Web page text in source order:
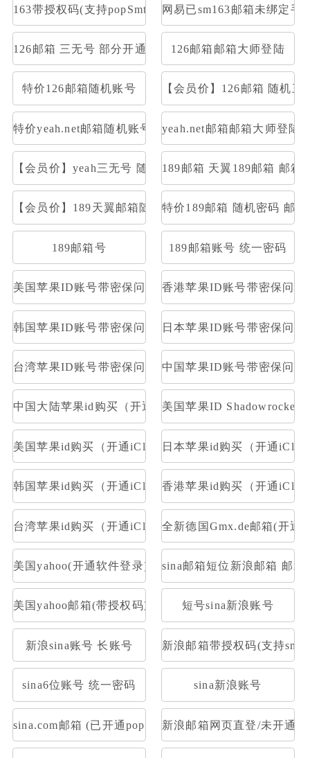
163带授权码(支持popSmtp) 网易已sm163邮箱未绑定手
126邮箱 三无号 部分开通stmp和pop126邮箱邮箱大师登陆
特价126邮箱随机账号 【会员价】126邮箱 随机
特价yeah.net邮箱随机账号 yeah.net邮箱邮箱大师登陆
【会员价】yeah三无号 随机密码部分开通stmp和pop
189邮箱 天翼189邮箱 邮箱
【会员价】189天翼邮箱随机号特价189邮箱 随机密码 邮
189邮箱号 189邮箱账号 统一密码
美国苹果ID账号带密保问题及答案香港苹果ID账号带密保问题
韩国苹果ID账号带密保问题及答案日本苹果ID账号带密保问题
台湾苹果ID账号带密保问题及答案中国苹果ID账号带密保问题
中国大陆苹果id购买（开通iCloud）美国苹果ID Shadowrocket
美国苹果id购买（开通iCloud）日本苹果id购买（开通
韩国苹果id购买（开通iCloud）香港苹果id购买（开通
台湾苹果id购买（开通iCloud）全新德国Gmx.de邮箱(开通
美国yahoo(开通软件登录) sina邮箱短位新浪邮箱 邮箱
美国yahoo邮箱(带授权码支持pop)短号sina新浪账号
新浪sina账号 长账号 新浪邮箱带授权码(支持
sina6位账号 统一密码 sina新浪账号
sina.com邮箱 (已开通pop/imap&下机老号新开通授权码
新浪邮箱网页直登/未开通